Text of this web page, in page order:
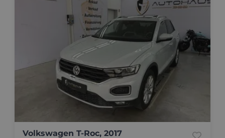
Volkswagen T-Roc, 2017